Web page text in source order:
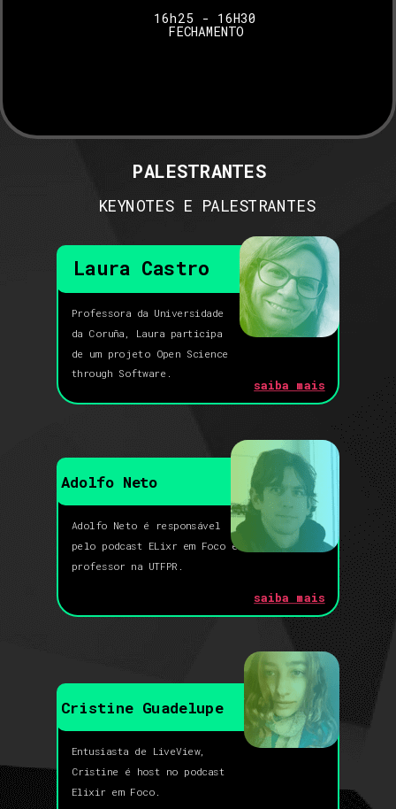
Laura Castro
saiba mais
Professora da Universidade
da Coruña, Laura participa
de um projeto Open Science
through Software.
16h25 - 16H30
FECHAMENTO
KEYNOTES E PALESTRANTES
PALESTRANTES
Adolfo Neto
saiba mais
Adolfo Neto é responsável
pelo podcast ELixr em Foco e
professor na UTFPR.
Cristine Guadelupe
Entusiasta de LiveView,
Cristine é host no podcast
Elixir em Foco.